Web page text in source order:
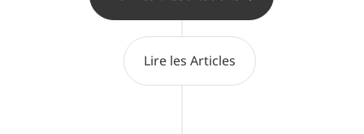
Lire les Articles